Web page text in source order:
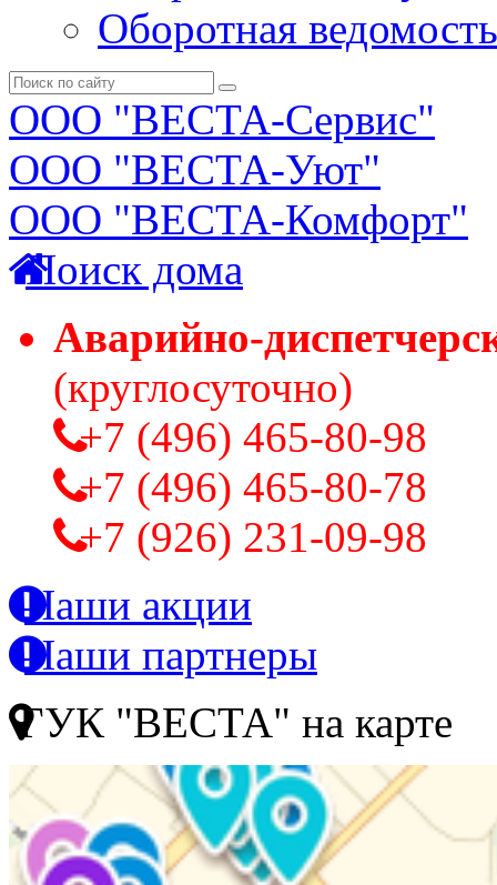
Оборотная ведомость
ООО "ВЕСТА-Сервис"
ООО "ВЕСТА-Уют"
ООО "ВЕСТА-Комфорт"
Поиск дома
Аварийно-
(круглосуточно)
+7 (496) 465-80-98
+7 (496) 465-80-78
+7 (926) 231-09-98
Наши акции
Наши партнеры
ГУК "ВЕСТА" на карте